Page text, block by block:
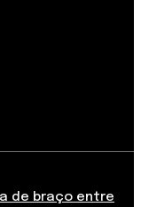
de braço entre